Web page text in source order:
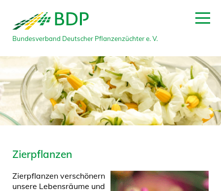
Bundesverband Deutscher Pflanzenzüchter e. V.
Zierpflanzen
Zierpflanzen verschönern
unsere Lebensräume und